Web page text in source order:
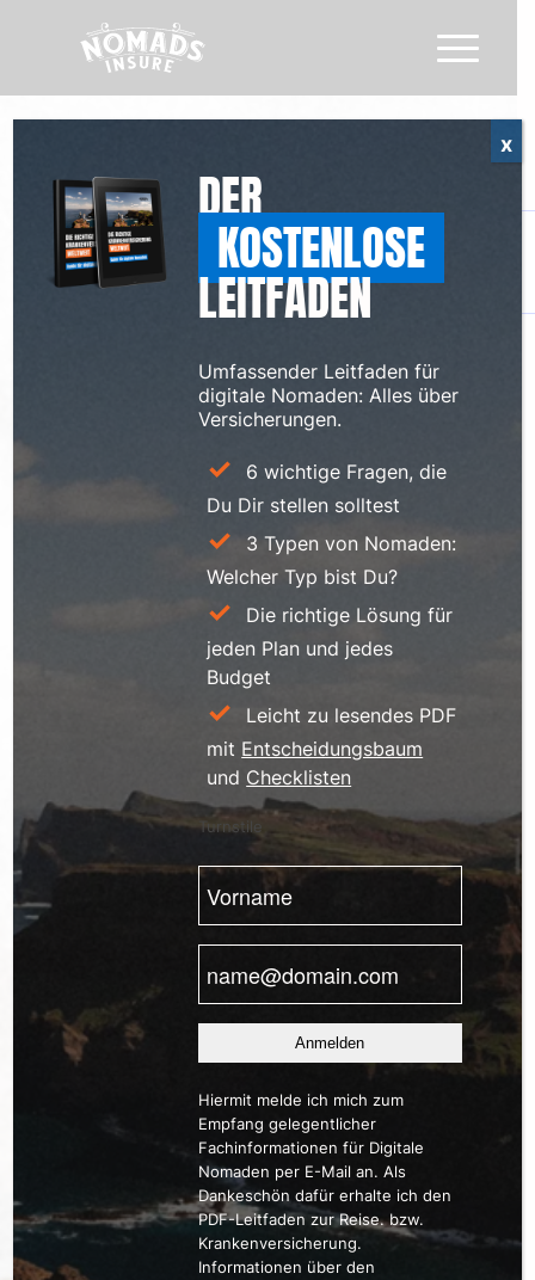
DER
KOSTENLOSE
LEITFADEN
Umfassender Leitfaden für
digitale Nomaden: Alles über
Versicherungen.
6 wichtige Fragen, die
Du Dir stellen solltest
3 Typen von Nomaden:
Welcher Typ bist Du?
Die richtige Lösung für
jeden Plan und jedes
Budget
Leicht zu lesendes PDF
mit Entscheidungsbaum
und Checklisten
Turnstile
Vorname(erforderlich)
Mail(erforderlich)
Anmelden
Hiermit melde ich mich zum
Empfang gelegentlicher
Fachinformationen für Digitale
Nomaden per E-Mail an. Als
Dankeschön dafür erhalte ich den
PDF-Leitfaden zur Reise. bzw.
Krankenversicherung.
Informationen über den
x